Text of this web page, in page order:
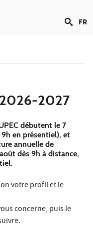
FR
2026-2027
débutent le 7
en présentiel), et
annuelle de
dès 9h à distance,
votre profil et le
concerne, puis le